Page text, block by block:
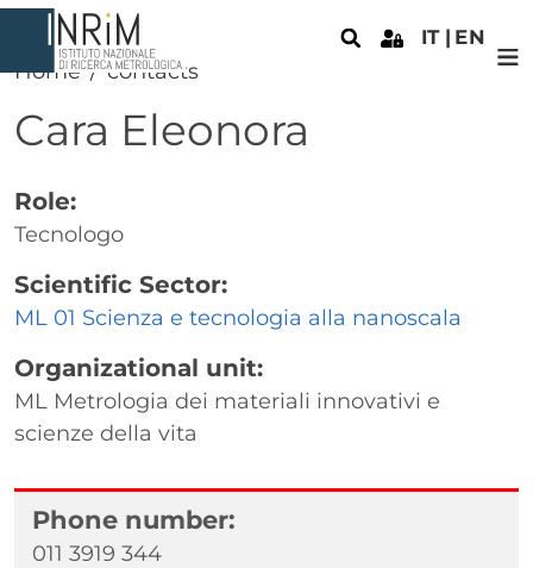
Skip to main content
IT EN
Home contacts
Cara Eleonora
Role:
Tecnologo
Scientific Sector:
ML 01 Scienza e tecnologia alla nanoscala
Organizational unit:
ML Metrologia dei materiali innovativi e
scienze della vita
Phone number:
011 3919 344